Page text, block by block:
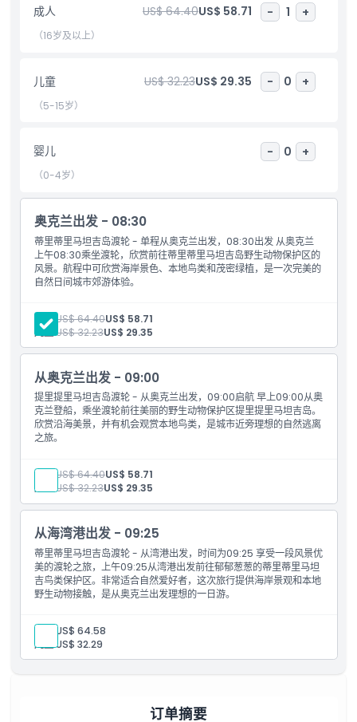
亮点
儿童成人政策
排除项
营业时间
需要了解的事项
位置
如何兑换
取消政策
成人 US$ 64.40US$ 58.71 - 1 +
（16岁及以上）
儿童 US$ 32.23US$ 29.35 - 0 +
（5-15岁）
婴儿 - 0 +
（0-4岁）
奥克兰出发 - 08:30
蒂里蒂里马坦吉岛渡轮 - 单程从奥克兰出发，08:30出发 从奥克兰
上午08:30乘坐渡轮，欣赏前往蒂里蒂里马坦吉岛野生动物保护区的
风景。航程中可欣赏海岸景色、本地鸟类和茂密绿植，是一次完美的
自然日间城市郊游体验。
成人: US$ 64.40US$ 58.71
儿童: US$ 32.23US$ 29.35
从奥克兰出发 - 09:00
提里提里马坦吉岛渡轮 - 从奥克兰出发，09:00启航 早上09:00从奥
克兰登船，乘坐渡轮前往美丽的野生动物保护区提里提里马坦吉岛。
欣赏沿海美景，并有机会观赏本地鸟类，是城市近旁理想的自然逃离
之旅。
成人: US$ 64.40US$ 58.71
儿童: US$ 32.23US$ 29.35
从海湾港出发 - 09:25
蒂里蒂里马坦吉岛渡轮 - 从湾港出发，时间为09:25 享受一段风景优
美的渡轮之旅，上午09:25从湾港出发前往郁郁葱葱的蒂里蒂里马坦
吉鸟类保护区。非常适合自然爱好者，这次旅行提供海岸景观和本地
野生动物接触，是从奥克兰出发理想的一日游。
成人: US$ 64.58
儿童:US$ 32.29
订单摘要